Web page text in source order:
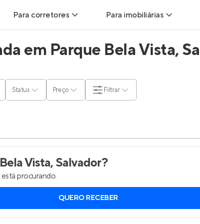
Para corretores
Leads para Corretores
Parcerias imobiliárias
Anunciar imóveis
Entrar no Painel de Clientes
Para imobiliárias
Leads para Imobiliárias
Anunciar imóveis
em Parque Bela Vista,
Status Preço Filtrar
Vista, Salvador?
procurando.
QUERO RECEBER